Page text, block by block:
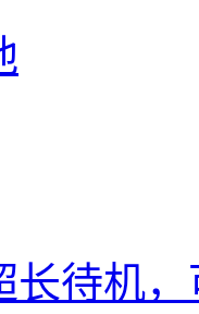
长待机